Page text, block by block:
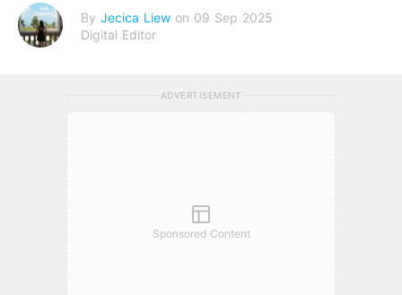
By Jecica Liew on 09 Sep 2025
Digital Editor
ADVERTISEMENT
Sponsored Content